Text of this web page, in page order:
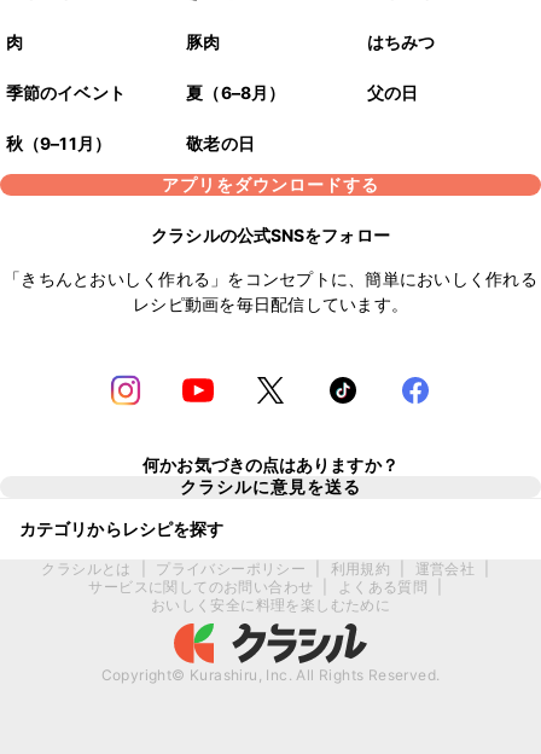
肉 豚肉 はちみつ
季節のイベント 夏（6–8月） 父の日
秋（9–11月）
敬老の日
アプリをダウンロードする
クラシルの公式SNSをフォロー
「きちんとおいしく作れる」をコンセプトに、簡単においしく作れる
レシピ動画を毎日配信しています。
何かお気づきの点はありますか？
クラシルに意見を送る
カテゴリからレシピを探す
クラシルとは プライバシーポリシー 利用規約 運営会社
サービスに関してのお問い合わせ
よくある質問
おいしく安全に料理を楽しむために
Copyright© Kurashiru, Inc. All Rights Reserved.